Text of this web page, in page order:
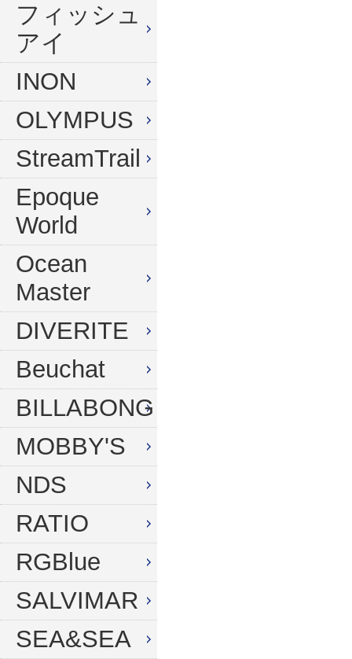
フィッシュ
アイ
INON
OLYMPUS
StreamTrail
Epoque
World
Ocean
Master
DIVERITE
Beuchat
BILLABONG
MOBBY'S
NDS
RATIO
RGBlue
SALVIMAR
SEA&SEA